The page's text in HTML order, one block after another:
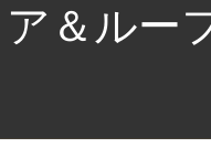
＆ルー